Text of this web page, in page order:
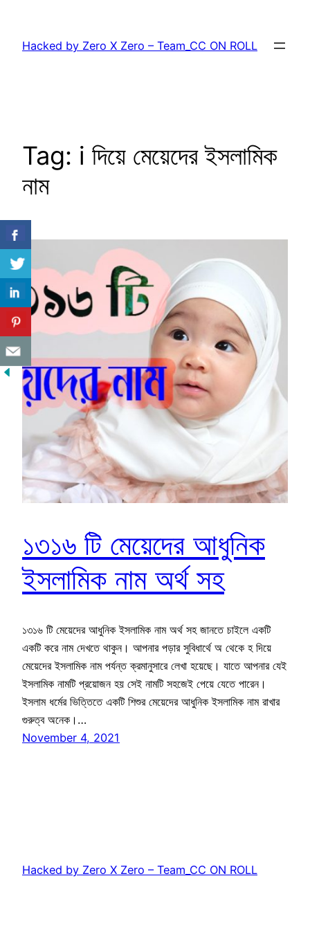
content
Hacked by Zero X Zero – Team_CC ON ROLL
Tag: i দিয়ে মেয়েদের ইসলামিক
নাম
১৩১৬ টি মেয়েদের আধুনিক
ইসলামিক নাম অর্থ সহ
১৩১৬ টি মেয়েদের আধুনিক ইসলামিক নাম অর্থ সহ জানতে চাইলে একটি
একটি করে নাম দেখতে থাকুন। আপনার পড়ার সুবিধার্থে অ থেকে হ দিয়ে
মেয়েদের ইসলামিক নাম পর্যন্ত ক্রমানুসারে লেখা হয়েছে। যাতে আপনার যেই
ইসলামিক নামটি প্রয়োজন হয় সেই নামটি সহজেই পেয়ে যেতে পারেন।
ইসলাম ধর্মের ভিত্তিতে একটি শিশুর মেয়েদের আধুনিক ইসলামিক নাম রাখার
গুরুত্ব অনেক।…
November 4, 2021
Hacked by Zero X Zero – Team_CC ON ROLL